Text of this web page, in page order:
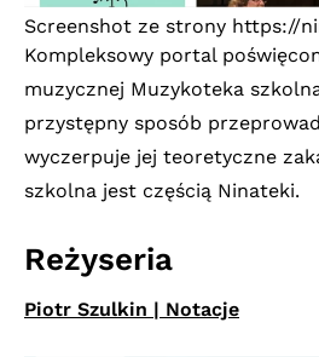
Screenshot ze strony https://
Kompleksowy portal
muzycznej Muzykoteka
przystępny sposób
wyczerpuje jej teoretyczne
szkolna jest częścią Ninateki.
Reżyseria
Piotr Szulkin | Notacje